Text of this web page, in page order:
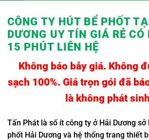
CÔNG TY HÚT BỂ PHỐT
DƯƠNG UY TÍN GIÁ RẺCÓ
15 PHÚT LIÊN HỆ
Không báo bẫy giá. Không
sạch 100%. Giá trọn gói đã
là không phát
Tấn Phát là số ít công ty ở Hải Dương
phốt Hải Dương và hệ thống trang thiết